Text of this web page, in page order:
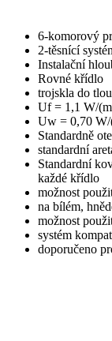
6-komorový
2-těsnící
Instalační
Rovné křídlo
trojskla do
Uf = 1,1 W/
Uw = 0,70 W/
Standardně
standardní
Standardní
každé křídlo
možnost
na bílém,
možnost
systém
doporučeno